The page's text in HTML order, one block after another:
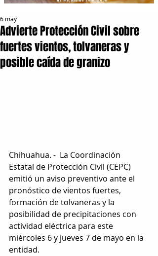
Advierte Protección Civil sobre
fuertes vientos, tolvaneras y
posible caída de granizo
6 may
Chihuahua. -  La Coordinación
Estatal de Protección Civil (CEPC)
emitió un aviso preventivo ante el
pronóstico de vientos fuertes,
formación de tolvaneras y la
posibilidad de precipitaciones con
actividad eléctrica para este
miércoles 6 y jueves 7 de mayo en la
entidad.